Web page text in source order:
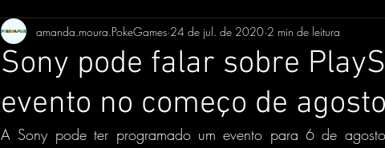
Sony pode falar sobre
evento no começo de
amanda.moura.PokeGames 24 de jul. de 2020 2 min de leitura
A Sony pode ter programado um evento para 6 de